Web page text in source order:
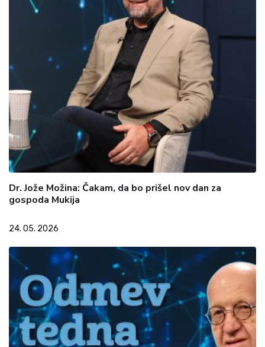
Dr. Jože Možina: Čakam, da bo prišel nov dan za
gospoda Mukija
24. 05. 2026